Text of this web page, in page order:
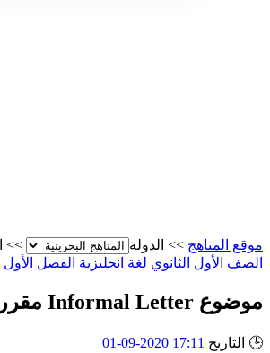
موقع المناهج >> الدولة >>
الصف الأول الثانوي لغة انجليزية الفصل الأول
موضوع Informal Letter مقرر إنج 101
🕒 التاريخ 17:11 2020-09-01